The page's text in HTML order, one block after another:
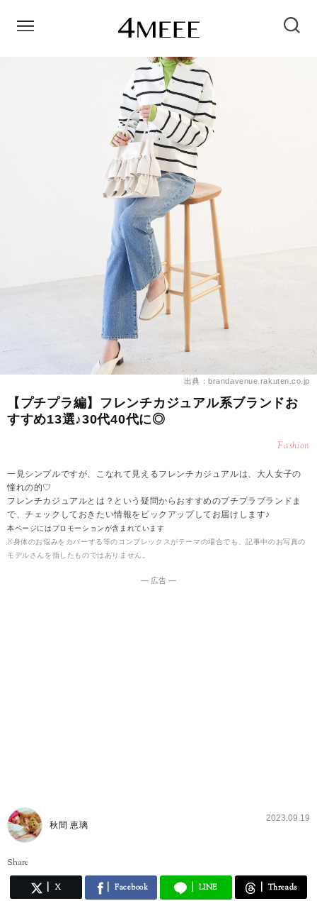
出典：brandavenue.rakuten.co.jp
【プチプラ編】フレンチカジュアル系ブランドお
すすめ13選♪30代40代に◎
Fashion
一見シンプルですが、こなれて見えるフレンチカジュアルは、大人女子の
憧れの的♡
フレンチカジュアルとは？という疑問からおすすめのプチプラブランドま
で、チェックしておきたい情報をピックアップしてお届けします♪
本ページにはプロモーションが含まれています
※身体のお悩みをカバーする等のコンプレックスがテーマの場合でも、記事中のお写真の
モデルさんを指したものではありません。
― 広告 ―
秋間 恵璃
2023.09.19
Share
X Facebook LINE Threads